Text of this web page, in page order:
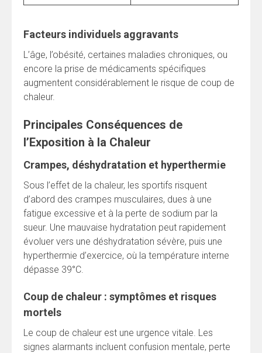
Facteurs individuels aggravants
L’âge, l’obésité, certaines maladies chroniques, ou
encore la prise de médicaments spécifiques
augmentent considérablement le risque de coup de
chaleur.
Principales Conséquences de
l’Exposition à la Chaleur
Crampes, déshydratation et hyperthermie
Sous l’effet de la chaleur, les sportifs risquent
d’abord des crampes musculaires, dues à une
fatigue excessive et à la perte de sodium par la
sueur. Une mauvaise hydratation peut rapidement
évoluer vers une déshydratation sévère, puis une
hyperthermie d’exercice, où la température interne
dépasse 39°C.
Coup de chaleur : symptômes et risques
mortels
Le coup de chaleur est une urgence vitale. Les
signes alarmants incluent confusion mentale, perte